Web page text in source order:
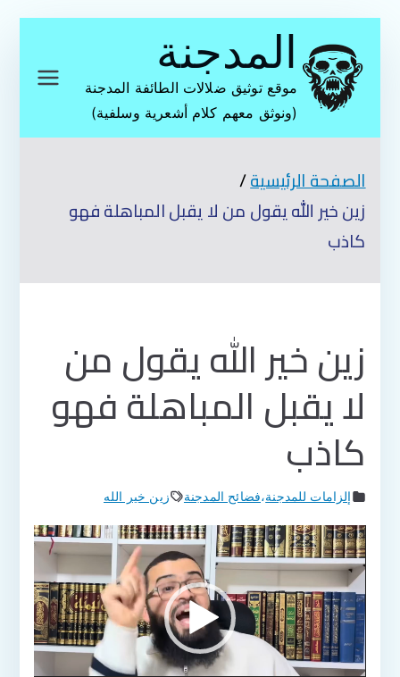
المحتوى
المدجنة
موقع توثيق ضلالات الطائفة المدجنة
(ونوثق معهم كلام أشعرية وسلفية)
الصفحة الرئيسية
زين خير الله يقول من لا يقبل المباهلة فهو
كاذب
زين خير الله يقول من
لا يقبل المباهلة فهو
كاذب
إلزامات للمدجنة،فضائح المدجنة زين خير الله
مشغل
الفيديو